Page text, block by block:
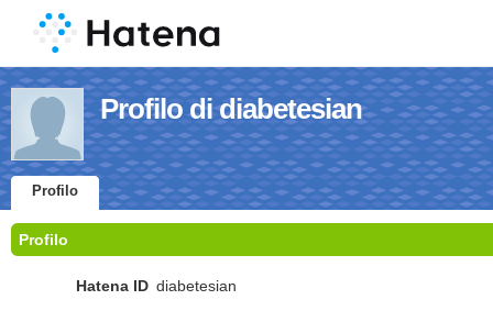
Profilo di diabetesian
Profilo
Profilo
Hatena ID diabetesian